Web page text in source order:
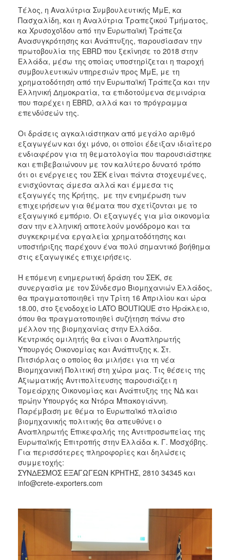
Τέλος, η Αναλύτρια Συμβουλευτικής ΜμΕ, κα
Πασχαλίδη, και η Αναλύτρια Τραπεζικού Τμήματος,
κα Χρυσοχοΐδου από την Ευρωπαϊκή Τράπεζα
Ανασυγκρότησης και Ανάπτυξης, παρουσίασαν την
πρωτοβουλία της EBRD που ξεκίνησε το 2018 στην
Ελλάδα, μέσω της οποίας υποστηρίζεται η παροχή
συμβουλευτικών υπηρεσιών προς ΜμΕ, με τη
χρηματοδότηση από την Ευρωπαϊκή Τράπεζα και την
Ελληνική Δημοκρατία, τα επιδοτούμενα σεμινάρια
που παρέχει η EBRD, αλλά και το πρόγραμμα
επενδύσεών της.
Οι δράσεις αγκαλιάστηκαν από μεγάλο αριθμό
εξαγωγέων και όχι μόνο, οι οποίοι έδειξαν ιδιαίτερο
ενδιαφέρον για τη θεματολογία που παρουσιάστηκε
και επιβεβαιώνουν με τον καλύτερο δυνατό τρόπο
ότι οι ενέργειες του ΣΕΚ είναι πάντα στοχευμένες,
ενισχύοντας άμεσα αλλά και έμμεσα τις
εξαγωγές της Κρήτης, με την ενημέρωση των
επιχειρήσεων για θέματα που σχετίζονται με το
εξαγωγικό εμπόριο. Οι εξαγωγές για μία οικονομία
σαν την ελληνική αποτελούν μονόδρομο και τα
συγκεκριμένα εργαλεία χρηματοδότησης και
υποστήριξης παρέχουν ένα πολύ σημαντικό βοήθημα
στις εξαγωγικές επιχειρήσεις.
Η επόμενη ενημερωτική δράση του ΣΕΚ, σε
συνεργασία με τον Σύνδεσμο Βιομηχανιών Ελλάδος,
θα πραγματοποιηθεί την Τρίτη 16 Απριλίου και ώρα
18.00, στο ξενοδοχείο LATO BOUTIQUE στο Ηράκλειο,
όπου θα πραγματοποιηθεί συζήτηση πάνω στο
μέλλον της βιομηχανίας στην Ελλάδα.
Κεντρικός ομιλητής θα είναι ο Αναπληρωτής
Υπουργός Οικονομίας και Ανάπτυξης κ. Στ.
Πιτσιόρλας ο οποίος θα μιλήσει για τη νέα
Βιομηχανική Πολιτική στη χώρα μας. Τις θέσεις της
Αξιωματικής Αντιπολίτευσης παρουσιάζει η
Τομεάρχης Οικονομίας και Ανάπτυξης της ΝΔ και
πρώην Υπουργός κα Ντόρα Μπακογιάννη.
Παρέμβαση με θέμα το Ευρωπαϊκό πλαίσιο
βιομηχανικής πολιτικής θα απευθύνει ο
Αναπληρωτής Επικεφαλής της Αντιπροσωπείας της
Ευρωπαϊκής Επιτροπής στην Ελλάδα κ. Γ. Μοσχόβης.
Για περισσότερες πληροφορίες και δηλώσεις
συμμετοχής:
ΣΥΝΔΕΣΜΟΣ ΕΞΑΓΩΓΕΩΝ ΚΡΗΤΗΣ, 2810 34345 και
info@crete-exporters.com